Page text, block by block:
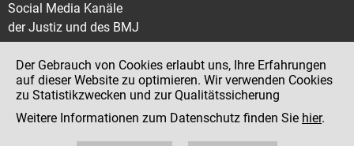
Social Media Kanäle
der Justiz und des BMJ
Impressum
Datenschutz
Der Gebrauch von Cookies erlaubt uns, Ihre Erfahrungen
auf dieser Website zu optimieren. Wir verwenden Cookies
zu Statistikzwecken und zur Qualitätssicherung
Weitere Informationen zum Datenschutz finden Sie hier.